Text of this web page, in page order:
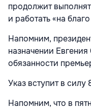
продолжит
и работать «на
Напомним,
назначении
обязанности
Указ вступит в
Напомним, что в